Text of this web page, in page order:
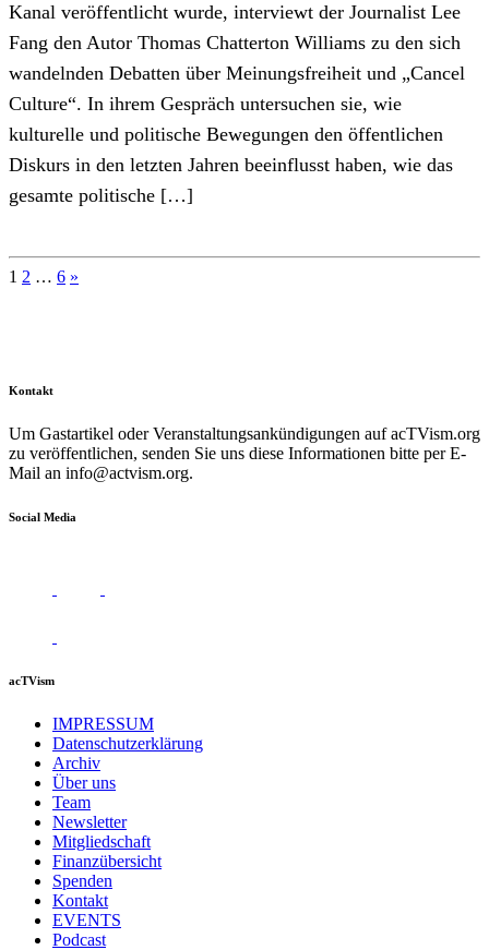
Kanal veröffentlicht wurde, interviewt der Journalist Lee
Fang den Autor Thomas Chatterton Williams zu den sich
wandelnden Debatten über Meinungsfreiheit und „Cancel
Culture“. In ihrem Gespräch untersuchen sie, wie
kulturelle und politische Bewegungen den öffentlichen
Diskurs in den letzten Jahren beeinflusst haben, wie das
gesamte politische […]
Seitennummerierung
1 2 … 6 »
Kontakt
Um Gastartikel oder Veranstaltungsankündigungen auf acTVism.org
zu veröffentlichen, senden Sie uns diese Informationen bitte per E-
Mail an info@actvism.org.
Social Media
acTVism
IMPRESSUM
Datenschutzerklärung
Archiv
Über uns
Team
Newsletter
Mitgliedschaft
Finanzübersicht
Spenden
Kontakt
EVENTS
Podcast